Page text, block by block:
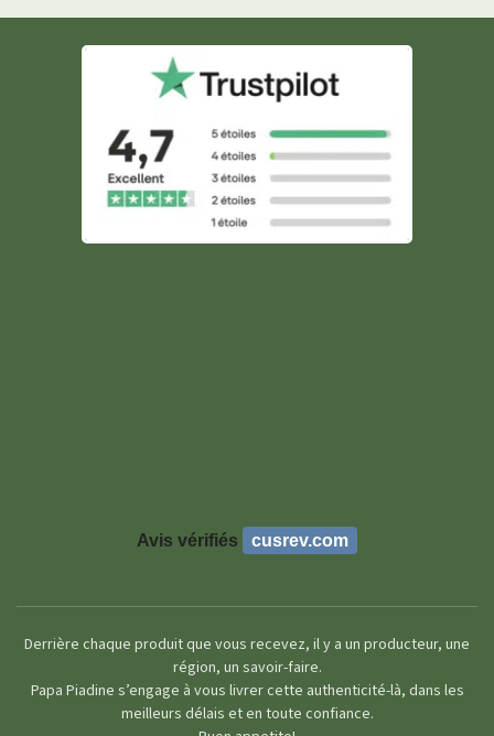
Avis vérifiés cusrev.com
Derrière chaque produit que vous recevez, il y a un producteur, une
région, un savoir-faire.
Papa Piadine s’engage à vous livrer cette authenticité-là, dans les
meilleurs délais et en toute confiance.